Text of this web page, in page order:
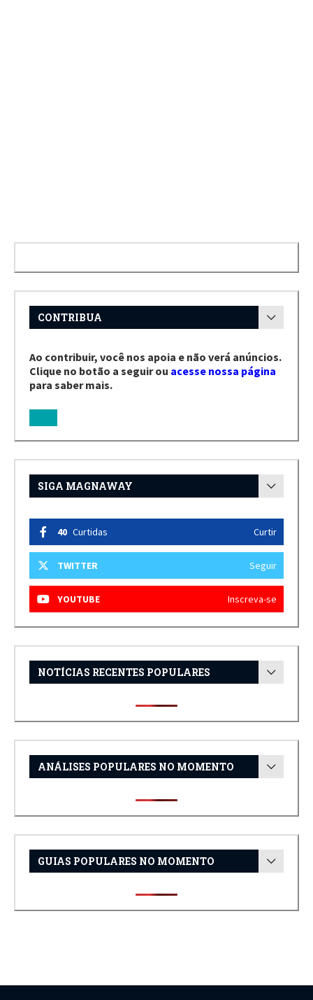
CONTRIBUA
Ao contribuir, você nos apoia e não verá anúncios.
Clique no botão a seguir ou acesse nossa página
para saber mais.
SIGA MAGNAWAY
40 Curtidas Curtir
TWITTER Seguir
YOUTUBE Inscreva-se
NOTÍCIAS RECENTES POPULARES
ANÁLISES POPULARES NO MOMENTO
GUIAS POPULARES NO MOMENTO